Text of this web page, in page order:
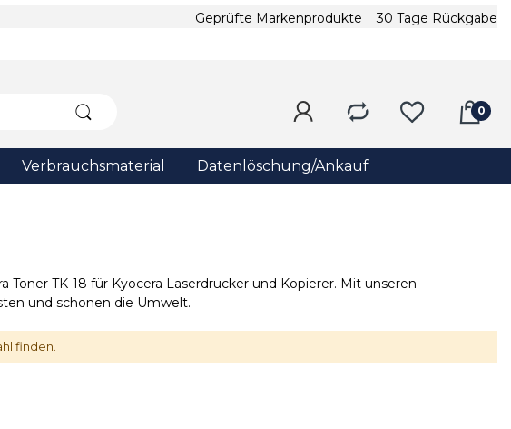
Geprüfte Markenprodukte 30 Tage Rückgabe
Verbrauchsmaterial Datenlöschung/Ankauf
TK-18 für Kyocera Laserdrucker und Kopierer. Mit unseren
und schonen die Umwelt.
finden.